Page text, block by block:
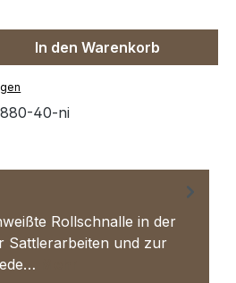
Gib den
In den Warenkorb
40-ni
Rollschnalle in der
Sattlerarbeiten und zur